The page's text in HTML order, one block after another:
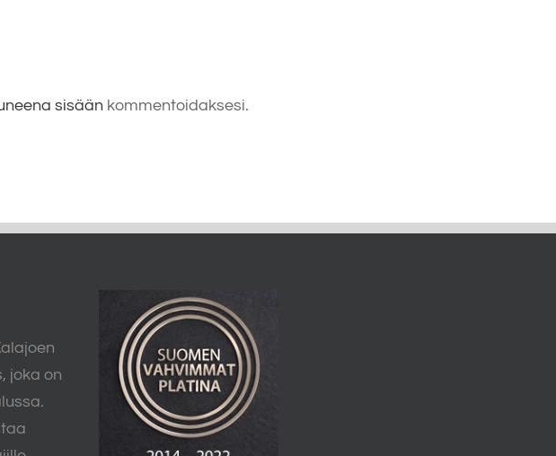
sisään kommentoidaksesi.
joka on